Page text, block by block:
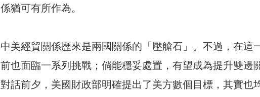
係猶可有所作為。
中美經貿關係歷來是兩國關係的「壓艙石」。不過，在這
前也面臨一系列挑戰；倘能穩妥處置，有望成為提升雙邊
對話前夕，美國財政部明確提出了美方數個目標，其實也